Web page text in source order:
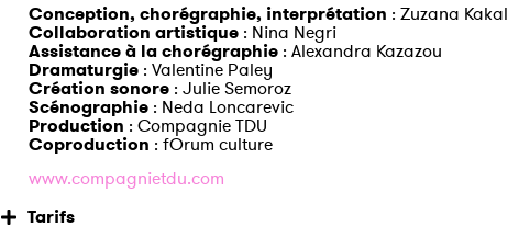
Conception, chorégraphie, interprétation : Zuzana
Collaboration artistique : Nina Negri
Assistance à la chorégraphie : Alexandra Kazazou
Dramaturgie : Valentine Paley
Création sonore : Julie Semoroz
Scénographie : Neda Loncarevic
Production : Compagnie TDU
Coproduction : fOrum culture
www.compagnietdu.com
Tarifs